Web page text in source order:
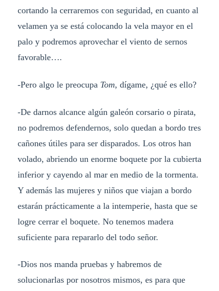
cortando la cerraremos con seguridad, en cuanto al
velamen ya se está colocando la vela mayor en el
palo y podremos aprovechar el viento de sernos
favorable….
-Pero algo le preocupa Tom, dígame, ¿qué es ello?
-De darnos alcance algún galeón corsario o pirata,
no podremos defendernos, solo quedan a bordo tres
cañones útiles para ser disparados. Los otros han
volado, abriendo un enorme boquete por la cubierta
inferior y cayendo al mar en medio de la tormenta.
Y además las mujeres y niños que viajan a bordo
estarán prácticamente a la intemperie, hasta que se
logre cerrar el boquete. No tenemos madera
suficiente para repararlo del todo señor.
-Dios nos manda pruebas y habremos de
solucionarlas por nosotros mismos, es para que